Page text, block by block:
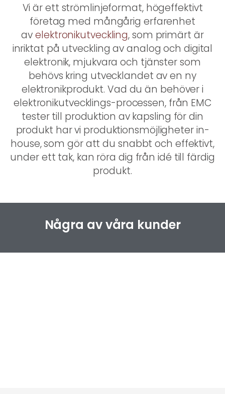
Vi är ett strömlinjeformat, högeffektivt
företag med mångårig erfarenhet
avelektronikutveckling, som primärt är
inriktat på utveckling av analog och digital
elektronik, mjukvara och tjänster som
behövs kring utvecklandet av en ny
elektronikprodukt. Vad du än behöver i
elektronikutvecklings-processen, från EMC
tester till produktion av kapsling för din
produkt har vi produktionsmöjligheter in-
house, som gör att du snabbt och effektivt,
under ett tak, kan röra dig från idé till färdig
produkt.
Några av våra kunder